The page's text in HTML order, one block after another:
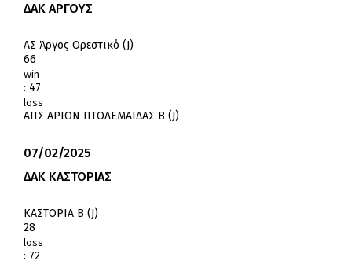
ΔΑΚ ΑΡΓΟΥΣ
ΑΣ Άργος Ορεστικό (J)
66
win
: 47
loss
ΑΠΣ ΑΡΙΩΝ ΠΤΟΛΕΜΑΙΔΑΣ Β (J)
07/02/2025
ΔΑΚ ΚΑΣΤΟΡΙΑΣ
ΚΑΣΤΟΡΙΑ Β (J)
28
loss
: 72